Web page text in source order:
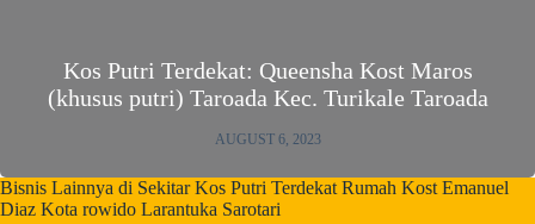
Kos Putri Terdekat: Queensha Kost Maros
(khusus putri) Taroada Kec. Turikale Taroada
AUGUST 6, 2023
Bisnis Lainnya di Sekitar Kos Putri Terdekat Rumah Kost Emanuel
Diaz Kota rowido Larantuka Sarotari